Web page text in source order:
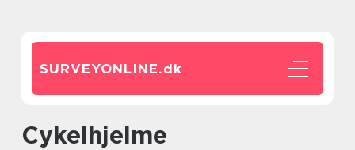
SURVEYONLINE.dk
cykelhjelme